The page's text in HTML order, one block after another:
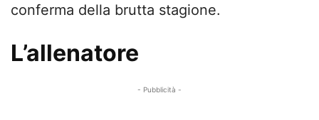
conferma della brutta stagione.
L’allenatore
- Pubblicità -